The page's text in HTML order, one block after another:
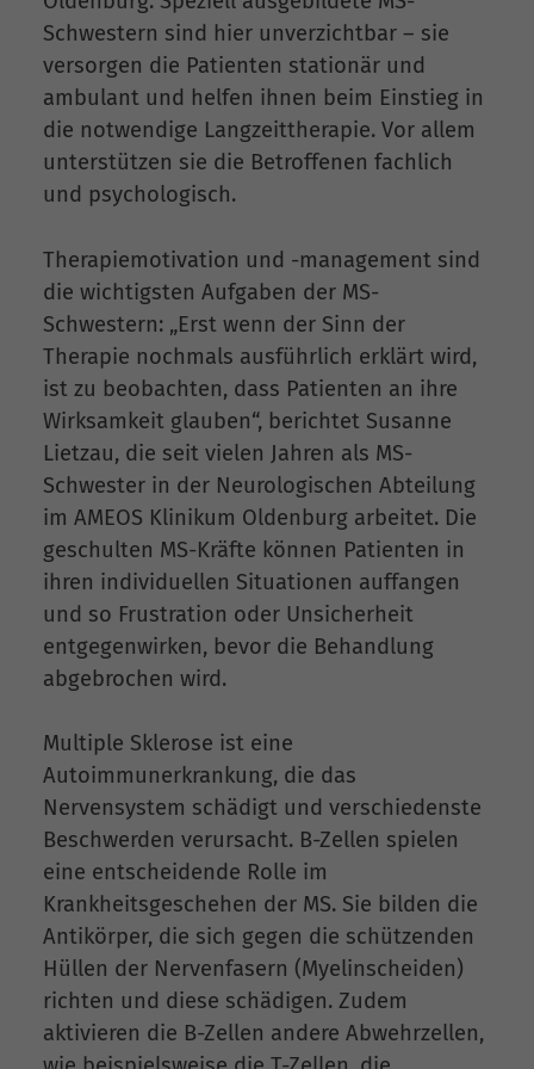
Schwestern sind hier unverzichtbar – sie
versorgen die Patienten stationär und
ambulant und helfen ihnen beim Einstieg in
die notwendige Langzeittherapie. Vor allem
unterstützen sie die Betroffenen fachlich
und psychologisch.
Therapiemotivation und -management sind
die wichtigsten Aufgaben der MS-
Schwestern: „Erst wenn der Sinn der
Therapie nochmals ausführlich erklärt wird,
ist zu beobachten, dass Patienten an ihre
Wirksamkeit glauben“, berichtet Susanne
Lietzau, die seit vielen Jahren als MS-
Schwester in der Neurologischen Abteilung
im AMEOS Klinikum Oldenburg arbeitet. Die
geschulten MS-Kräfte können Patienten in
ihren individuellen Situationen auffangen
und so Frustration oder Unsicherheit
entgegenwirken, bevor die Behandlung
abgebrochen wird.
Multiple Sklerose ist eine
Autoimmunerkrankung, die das
Nervensystem schädigt und verschiedenste
Beschwerden verursacht. B-Zellen spielen
eine entscheidende Rolle im
Krankheitsgeschehen der MS. Sie bilden die
Antikörper, die sich gegen die schützenden
Hüllen der Nervenfasern (Myelinscheiden)
richten und diese schädigen. Zudem
aktivieren die B-Zellen andere Abwehrzellen,